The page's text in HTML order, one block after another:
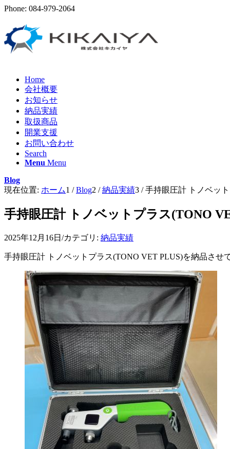
Phone: 084-979-2064
Home
会社概要
お知らせ
納品実績
取扱商品
開業支援
お問い合わせ
Search
Menu Menu
Blog
現在位置: ホーム1 / Blog2 / 納品実績3 / 手持眼圧計 トノベッ
手持眼圧計 トノベットプラス(TONO
2025年12月16日 /カテゴリ: 納品実績
手持眼圧計 トノベットプラス(TONO VET PLUS)を納品させ